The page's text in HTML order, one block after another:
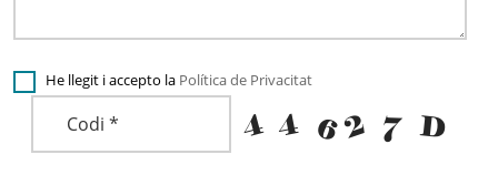
He llegit i accepto la Política de Privacitat